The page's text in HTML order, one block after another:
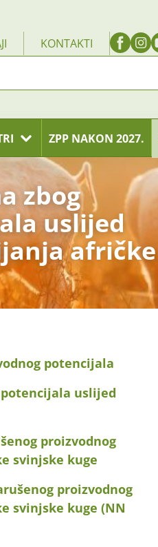
KONTAKTI
ZPP NAKON 2027.
zbog
uslijed
afričke
potencijala
uslijed
proizvodnog
svinjske kuge
proizvodnog
svinjske kuge (NN